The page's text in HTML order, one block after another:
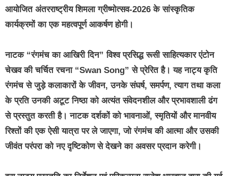
आयोजित अंतरराष्ट्रीय शिमला ग्रीष्मोत्सव-2026 के सांस्कृतिक
कार्यक्रमों का एक महत्वपूर्ण आकर्षण होगी।
नाटक “रंगमंच का आखिरी दिन” विश्व प्रसिद्ध रूसी साहित्यकार एंटोन
चेखव की चर्चित रचना “Swan Song” से प्रेरित है। यह नाट्य कृति
रंगमंच से जुड़े कलाकारों के जीवन, उनके संघर्ष, समर्पण, त्याग तथा कला
के प्रति उनकी अटूट निष्ठा को अत्यंत संवेदनशील और प्रभावशाली ढंग
से प्रस्तुत करती है। नाटक दर्शकों को भावनाओं, स्मृतियों और मानवीय
रिश्तों की एक ऐसी यात्रा पर ले जाएगा, जो रंगमंच की आत्मा और उसकी
जीवंत परंपरा को नए दृष्टिकोण से देखने का अवसर प्रदान करेगी।